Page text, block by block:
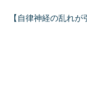
【自律神経の乱れが